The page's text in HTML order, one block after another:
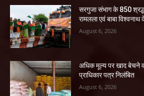
सरगुजा संभाग के 850
रामलला एवं बाबा
August 6, 2026
अधिक मूल्य पर खाद बेचने
प्राधिकार पत्र निलंबित
August 6, 2026